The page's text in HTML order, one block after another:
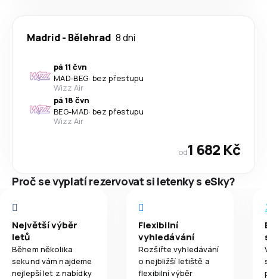
Madrid- Bělehrad 8 dni
pá 11 čvn
MAD-BEG· bez přestupu
Wizz Air
pá 18 čvn
BEG-MAD· bez přestupu
Wizz Air
od1 682 Kč
Proč se vyplatí rezervovat si letenky s eSky?
Největší výběr
letů
Během několika
sekund vám najdeme
nejlepší let z nabídky
Flexibilní
vyhledávání
Rozšiřte vyhledávání
o nejbližší letiště a
flexibilní výběr